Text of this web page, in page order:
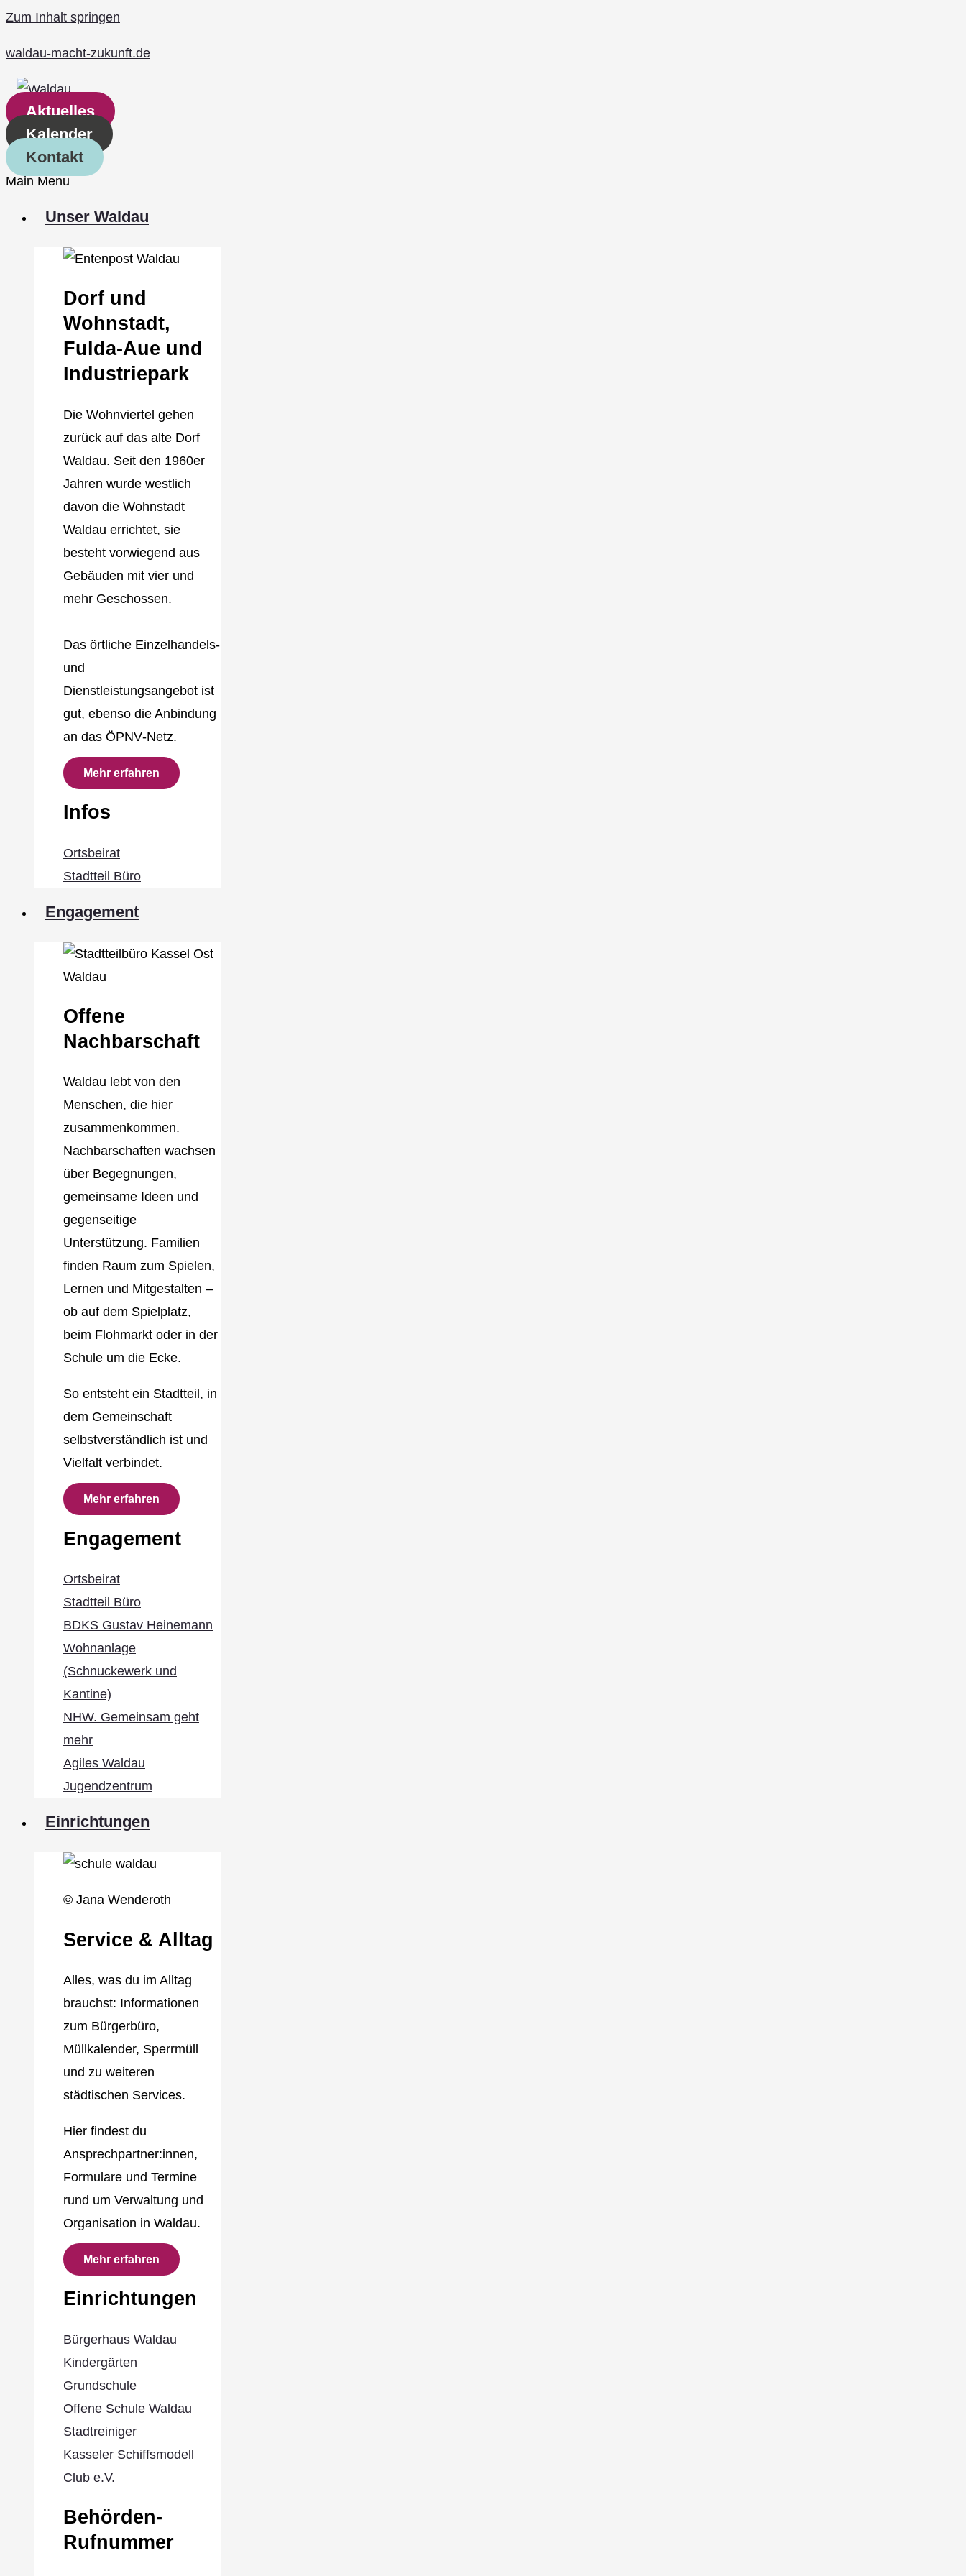
Zum Inhalt springen
waldau-macht-zukunft.de
Aktuelles
Kalender
Kontakt
Main Menu
Unser Waldau
Dorf und
Wohnstadt,
Fulda‐Aue und
Industriepark
Die Wohnviertel gehen
zurück auf das alte Dorf
Waldau. Seit den 1960er
Jahren wurde westlich
davon die Wohnstadt
Waldau errichtet, sie
besteht vorwiegend aus
Gebäuden mit vier und
mehr Geschossen.
Das örtliche Einzelhandels‐
und
Dienstleistungsangebot ist
gut, ebenso die Anbindung
an das ÖPNV‐Netz.
Mehr erfahren
Infos
Ortsbeirat
Stadtteil Büro
Engagement
Offene
Nachbarschaft
Waldau lebt von den
Menschen, die hier
zusammenkommen.
Nachbarschaften wachsen
über Begegnungen,
gemeinsame Ideen und
gegenseitige
Unterstützung. Familien
finden Raum zum Spielen,
Lernen und Mitgestalten –
ob auf dem Spielplatz,
beim Flohmarkt oder in der
Schule um die Ecke.
So entsteht ein Stadtteil, in
dem Gemeinschaft
selbstverständlich ist und
Vielfalt verbindet.
Mehr erfahren
Engagement
Ortsbeirat
Stadtteil Büro
BDKS Gustav Heinemann
Wohnanlage
(Schnuckewerk und
Kantine)
NHW. Gemeinsam geht
mehr
Agiles Waldau
Jugendzentrum
Einrichtungen
© Jana Wenderoth
Service & Alltag
Alles, was du im Alltag
brauchst: Informationen
zum Bürgerbüro,
Müllkalender, Sperrmüll
und zu weiteren
städtischen Services.
Hier findest du
Ansprechpartner:innen,
Formulare und Termine
rund um Verwaltung und
Organisation in Waldau.
Mehr erfahren
Einrichtungen
Bürgerhaus Waldau
Kindergärten
Grundschule
Offene Schule Waldau
Stadtreiniger
Kasseler Schiffsmodell
Club e.V.
Behörden-
Rufnummer